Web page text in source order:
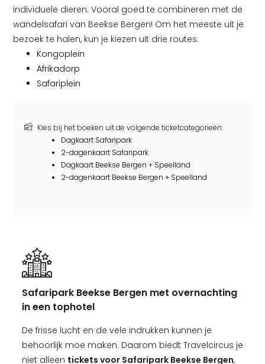
individuele dieren. Vooral goed te combineren met de
wandelsafari van Beekse Bergen! Om het meeste uit je
bezoek te halen, kun je kiezen uit drie routes:
Kongoplein
Afrikadorp
Safariplein
Kies bij het boeken uit de volgende ticketcategorieën:
Dagkaart Safaripark
2-dagenkaart Safaripark
Dagkaart Beekse Bergen + Speelland
2-dagenkaart Beekse Bergen + Speelland
Safaripark Beekse Bergen met overnachting
in een tophotel
De frisse lucht en de vele indrukken kunnen je
behoorlijk moe maken. Daarom biedt Travelcircus je
niet alleen tickets voor Safaripark Beekse Bergen,